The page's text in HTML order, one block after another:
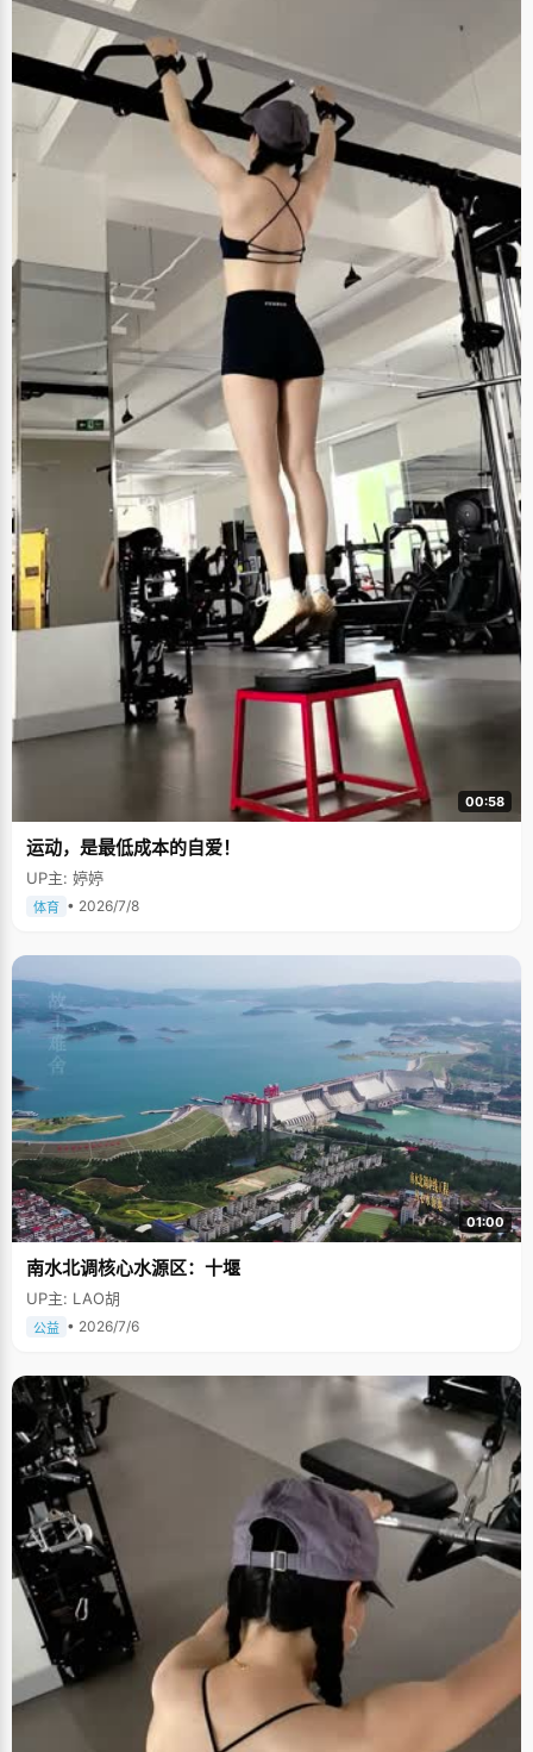
00:58
运动，是最低成本的自爱！
UP主: 婷婷
体育 • 2026/7/8
01:00
南水北调核心水源区：十堰
UP主: LAO胡
公益 • 2026/7/6